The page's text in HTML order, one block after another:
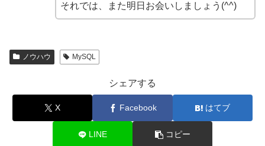
それでは、また明日お会いしましょう(^^)
ノウハウ MySQL
シェアする
X Facebook はてブ
LINE コピー